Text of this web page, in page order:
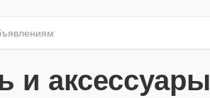
и аксессуары